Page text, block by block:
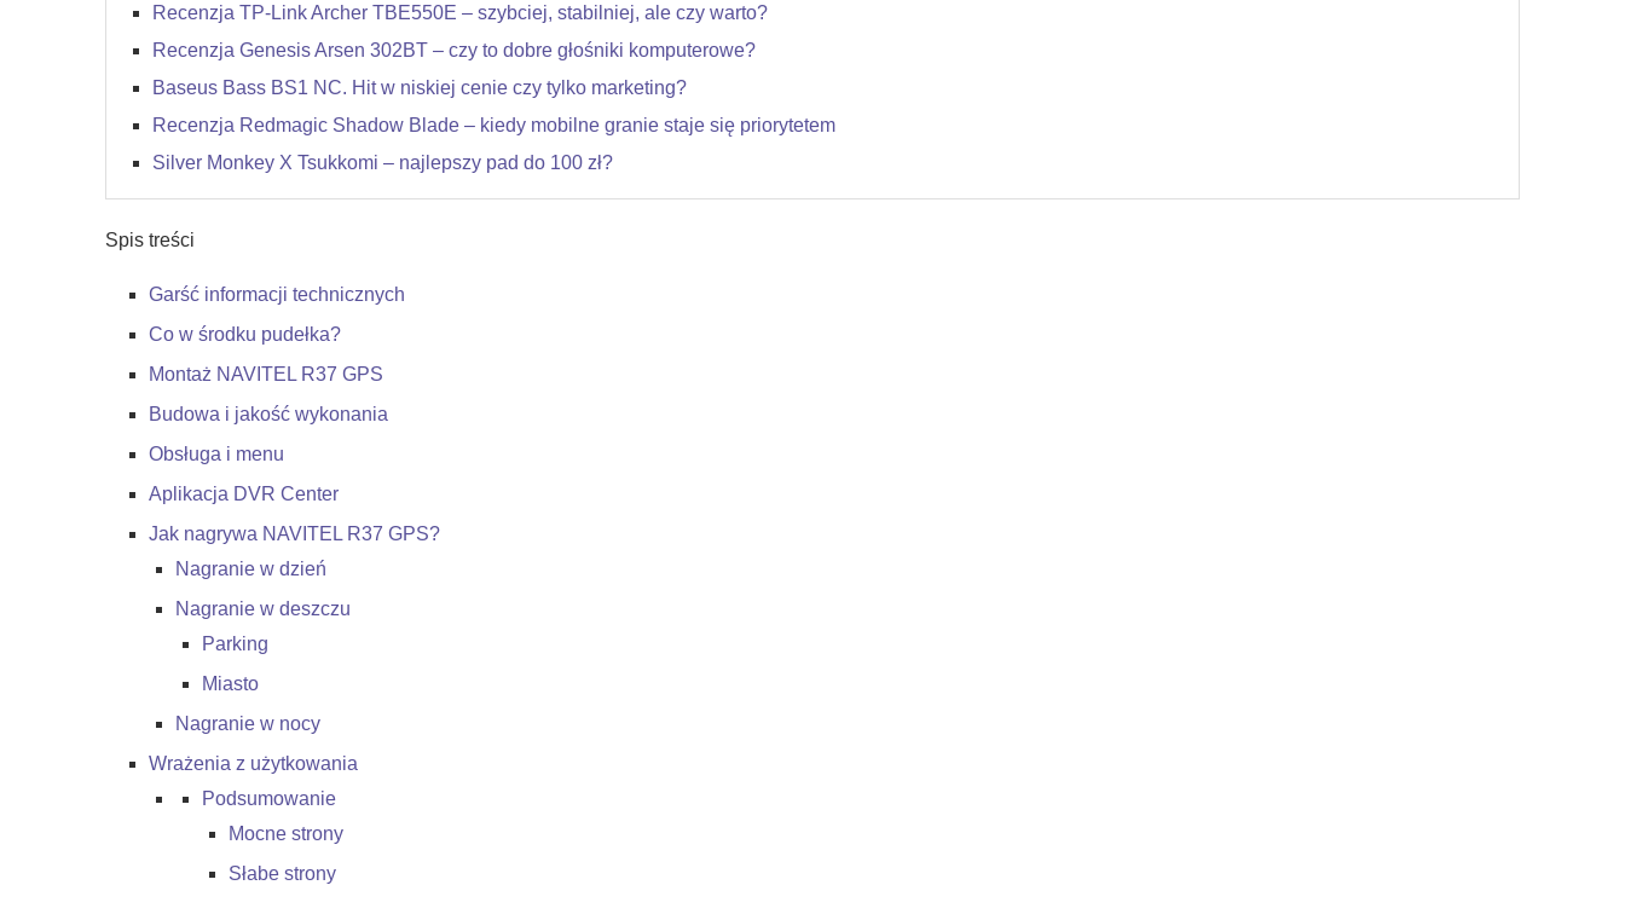
Recenzja TP-Link Archer TBE550E – szybciej, stabilniej, ale czy warto?
Recenzja Genesis Arsen 302BT – czy to dobre głośniki komputerowe?
Baseus Bass BS1 NC. Hit w niskiej cenie czy tylko marketing?
Recenzja Redmagic Shadow Blade – kiedy mobilne granie staje się priorytetem
Silver Monkey X Tsukkomi – najlepszy pad do 100 zł?
Spis treści
Garść informacji technicznych
Co w środku pudełka?
Montaż NAVITEL R37 GPS
Budowa i jakość wykonania
Obsługa i menu
Aplikacja DVR Center
Jak nagrywa NAVITEL R37 GPS?
Nagranie w dzień
Nagranie w deszczu
Parking
Miasto
Nagranie w nocy
Wrażenia z użytkowania
Podsumowanie
Mocne strony
Słabe strony